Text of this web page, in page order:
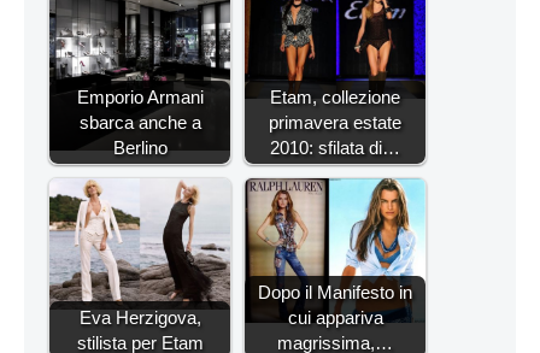
Emporio Armani
sbarca anche a
Berlino
Etam, collezione
primavera estate
2010: sfilata di…
Eva Herzigova,
stilista per Etam
Dopo il Manifesto in
cui appariva
magrissima,…